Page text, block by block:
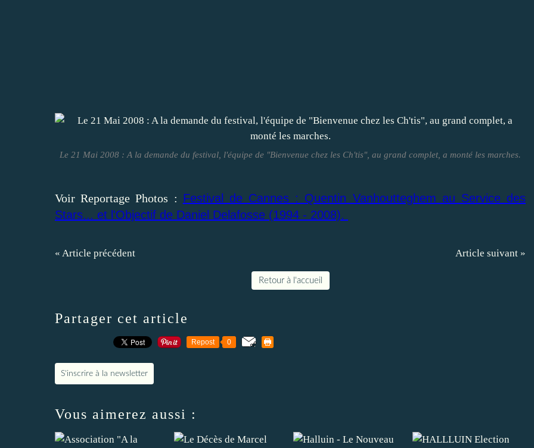
Le 21 Mai 2008 : A la demande du festival, l'équipe de "Bienvenue chez les Ch'tis", au grand complet, a monté les marches.
Voir Reportage Photos : Festival de Cannes : Quentin Vanhoutteghem au Service des
Stars... et l'Objectif de Daniel Delafosse (1994 - 2008).
« Article précédent Article suivant »
Retour à l'accueil
Partager cet article
Repost 0
S'inscrire à la newsletter
Vous aimerez aussi :